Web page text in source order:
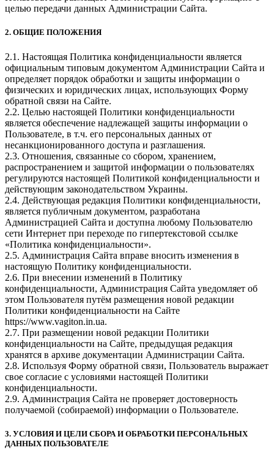
целью передачи данных Администрации Сайта.
2. ОБЩИЕ ПОЛОЖЕНИЯ
2.1. Настоящая Политика конфиденциальности является
официальным типовым документом Администрации Сайта и
определяет порядок обработки и защиты информации о
физических и юридических лицах, использующих Форму
обратной связи на Сайте.
2.2. Целью настоящей Политики конфиденциальности
является обеспечение надлежащей защиты информации о
Пользователе, в т.ч. его персональных данных от
несанкционированного доступа и разглашения.
2.3. Отношения, связанные со сбором, хранением,
распространением и защитой информации о пользователях
регулируются настоящей Политикой конфиденциальности и
действующим законодательством Украины.
2.4. Действующая редакция Политики конфиденциальности,
является публичным документом, разработана
Администрацией Сайта и доступна любому Пользователю
сети Интернет при переходе по гипертекстовой ссылке
«Политика конфиденциальности».
2.5. Администрация Сайта вправе вносить изменения в
настоящую Политику конфиденциальности.
2.6. При внесении изменений в Политику
конфиденциальности, Администрация Сайта уведомляет об
этом Пользователя путём размещения новой редакции
Политики конфиденциальности на Сайте
https://www.vagiton.in.ua.
2.7. При размещении новой редакции Политики
конфиденциальности на Сайте, предыдущая редакция
хранятся в архиве документации Администрации Сайта.
2.8. Используя Форму обратной связи, Пользователь выражает
свое согласие с условиями настоящей Политики
конфиденциальности.
2.9. Администрация Сайта не проверяет достоверность
получаемой (собираемой) информации о Пользователе.
3. УСЛОВИЯ И ЦЕЛИ СБОРА И ОБРАБОТКИ ПЕРСОНАЛЬНЫХ
ДАННЫХ ПОЛЬЗОВАТЕЛЕ